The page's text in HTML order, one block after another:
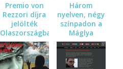
Premio von
Rezzori díjra
jelölték
Olaszországban
a Máglyát
Három
nyelven, négy
színpadon a
Máglya